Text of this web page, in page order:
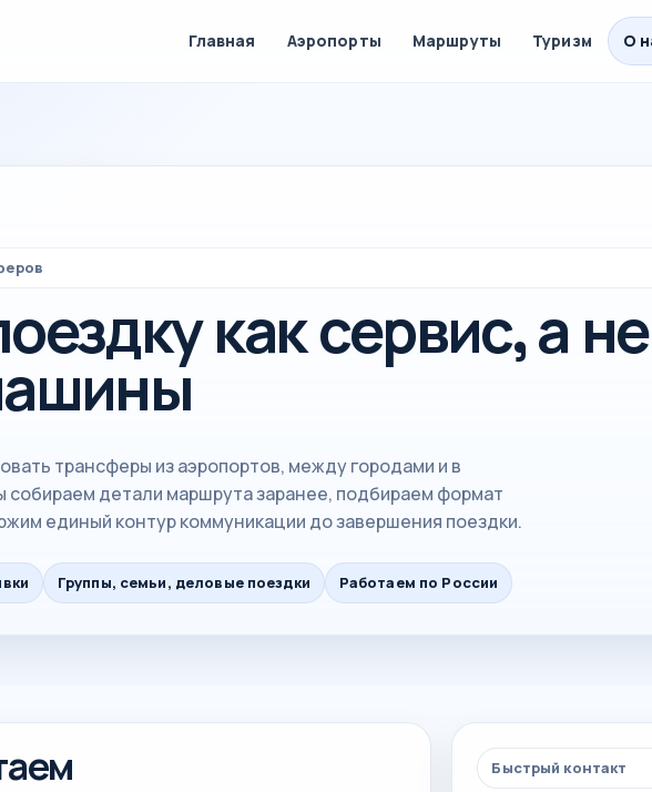
Главная Аэропорты Маршруты Туризм О
как сервис, а
трансферы из аэропортов, между городами и в
собираем детали маршрута заранее, подбираем формат
единый контур коммуникации до завершения поездки.
Группы, семьи, деловые поездки Работаем по России
Быстрый контакт